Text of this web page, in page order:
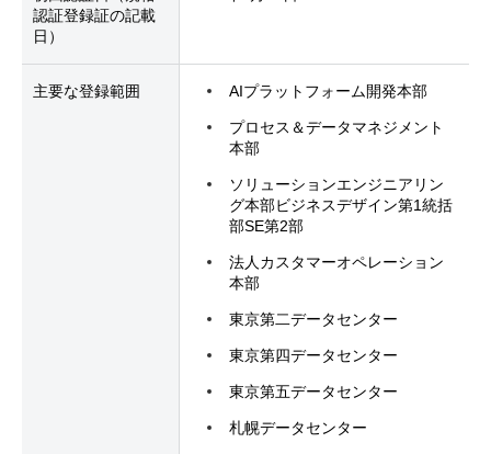
認証登録証の記載
日）
主要な登録範囲 AIプラットフォーム開発本部
プロセス＆データマネジメント
本部
ソリューションエンジニアリン
グ本部ビジネスデザイン第1統括
部SE第2部
法人カスタマーオペレーション
本部
東京第二データセンター
東京第四データセンター
東京第五データセンター
札幌データセンター